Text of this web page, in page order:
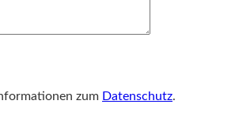
zum Datenschutz.